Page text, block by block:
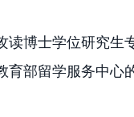
读博士学位研究生
育部留学服务中心